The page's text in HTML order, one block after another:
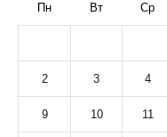
Пн Вт Ср
2 3 4
9 10 11